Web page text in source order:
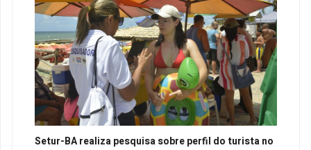
Setur-BA realiza pesquisa sobre perfil do turista no